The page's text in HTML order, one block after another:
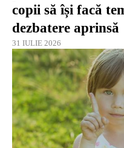
copii să își facă
dezbatere aprinsă
31 IULIE 2026